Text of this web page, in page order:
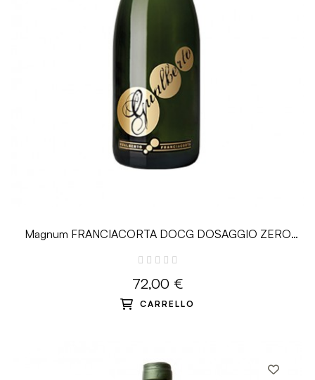
Magnum FRANCIACORTA DOCG DOSAGGIO ZERO
72,00 €
CARRELLO